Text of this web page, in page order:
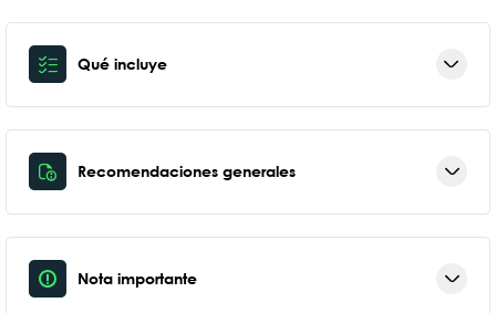
Qué incluye
Recomendaciones generales
Nota importante